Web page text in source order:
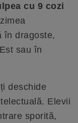
cu 9 cozi
în dragoste,
sau în
deschide
Elevii
sporită,